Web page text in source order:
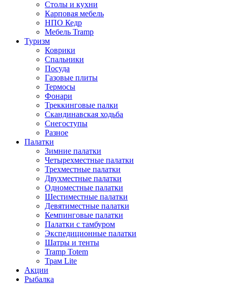
Столы и кухни
Карповая мебель
НПО Кедр
Мебель Tramp
Туризм
Коврики
Спальники
Посуда
Газовые плиты
Термосы
Фонари
Треккинговые палки
Скандинавская ходьба
Снегоступы
Разное
Палатки
Зимние палатки
Четырехместные палатки
Трехместные палатки
Двухместные палатки
Одноместные палатки
Шестиместные палатки
Девятиместные палатки
Кемпинговые палатки
Палатки с тамбуром
Экспедиционные палатки
Шатры и тенты
Tramp Totem
Трам Lite
Акции
Рыбалка